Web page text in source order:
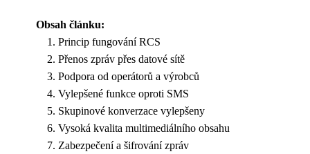
Obsah článku:
Princip fungování RCS
Přenos zpráv přes datové sítě
Podpora od operátorů a výrobců
Vylepšené funkce oproti SMS
Skupinové konverzace vylepšeny
Vysoká kvalita multimediálního obsahu
Zabezpečení a šifrování zpráv